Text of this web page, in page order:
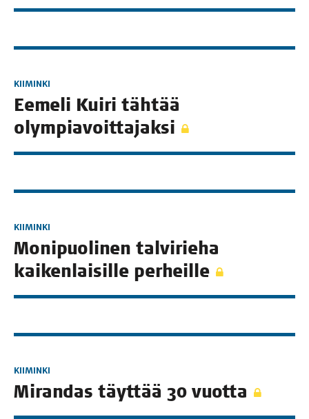
KIIMINKI
Eeme­li Kui­ri täh­tää
olympiavoittajaksi
KIIMINKI
Moni­puo­li­nen tal­vi­rie­ha
kai­ken­lai­sil­le perheille
KIIMINKI
Miran­das täyt­tää 30 vuotta